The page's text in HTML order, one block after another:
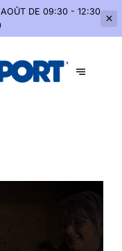
AOÛT DE 09:30 - 12:30